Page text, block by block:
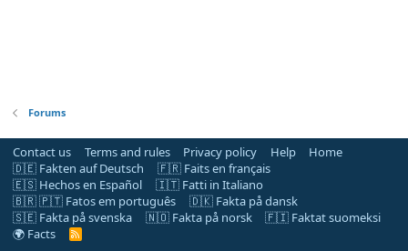
Forums
Contact us Terms and rules Privacy policy Help
Home
🇩🇪 Fakten auf Deutsch
🇫🇷 Faits en français
🇪🇸 Hechos en Español
🇮🇹 Fatti in Italiano
🇧🇷 🇵🇹 Fatos em português
🇩🇰 Fakta på dansk
🇸🇪 Fakta på svenska
🇳🇴 Fakta på norsk
🇫🇮 Faktat suomeksi
🌍 Facts
R